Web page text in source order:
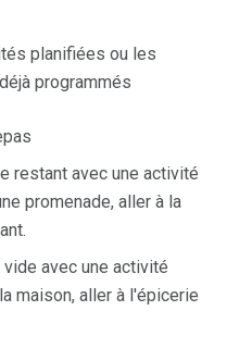
planifiées ou les
programmés
restant avec une activité
promenade, aller à la
avec une activité
maison, aller à l'épicerie